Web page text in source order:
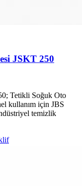
JSKT 250
Tetikli Soğuk Oto
kullanım için JBS
temizlik